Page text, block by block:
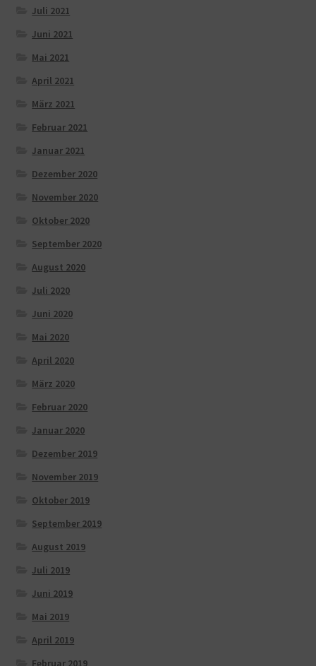
Juli 2021
Juni 2021
Mai 2021
April 2021
März 2021
Februar 2021
Januar 2021
Dezember 2020
November 2020
Oktober 2020
September 2020
August 2020
Juli 2020
Juni 2020
Mai 2020
April 2020
März 2020
Februar 2020
Januar 2020
Dezember 2019
November 2019
Oktober 2019
September 2019
August 2019
Juli 2019
Juni 2019
Mai 2019
April 2019
Februar 2019